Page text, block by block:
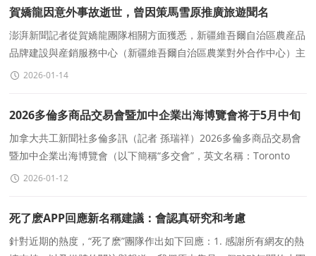
賀嬌龍因意外事故逝世，曾因策馬雪原推廣旅遊聞名
澎湃新聞記者從賀嬌龍團隊相關方面獲悉，新疆維吾爾自治區農産品
品牌建設與産銷服務中心（新疆維吾爾自治區農業對外合作中心）主
任賀嬌龍同志，于2026年1月13日因意外事故逝世，年僅4
2026-01-14
2026多倫多商品交易會暨加中企業出海博覽會将于5月中旬
盛大舉行
加拿大共工新聞社多倫多訊（記者 孫瑞祥）2026多倫多商品交易會
暨加中企業出海博覽會（以下簡稱“多交會”，英文名稱：Toronto
Trade Show 2026）新聞發布會于2026年1月8日在
2026-01-12
死了麽APP回應新名稱建議：會認真研究和考慮
針對近期的熱度，“死了麽”團隊作出如下回應：1. 感謝所有網友的熱